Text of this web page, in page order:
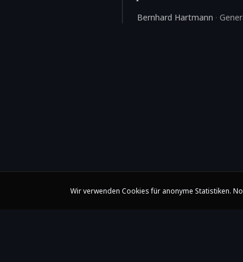
Bernhard Hartmann ·
Wir verwenden Cookies für anonyme Statistiken.